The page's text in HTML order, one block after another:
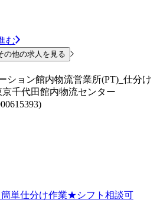
む
の他の求人を見る
ション館内物流営業所(PT)_仕分け
千代田館内物流センター
簡単仕分け作業★シフト相談可